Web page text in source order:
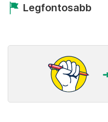
Legfontosabb